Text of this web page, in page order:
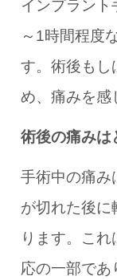
インプラン
～1時間程度
す。術後もし
め、痛みを感
術後の痛みは
手術中の痛み
が切れた後に
ります。こ
応の一部であ